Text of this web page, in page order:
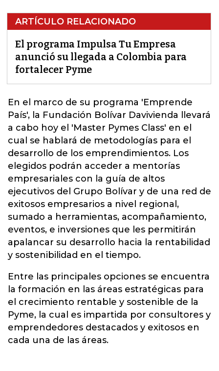
ARTÍCULO RELACIONADO
El programa Impulsa Tu Empresa
anunció su llegada a Colombia para
fortalecer Pyme
En el marco de su programa 'Emprende
País', la Fundación Bolívar Davivienda llevará
a cabo hoy el 'Master Pymes Class' en el
cual se hablará de metodologías para el
desarrollo de los emprendimientos. Los
elegidos podrán acceder a mentorías
empresariales con la guía de altos
ejecutivos del Grupo Bolívar y de una red de
exitosos empresarios a nivel regional,
sumado a herramientas, acompañamiento,
eventos, e inversiones que les permitirán
apalancar su desarrollo hacia la rentabilidad
y sostenibilidad en el tiempo.
Entre las principales opciones se encuentra
la formación en las áreas estratégicas para
el crecimiento rentable y sostenible de la
Pyme, la cual es impartida por consultores y
emprendedores destacados y exitosos en
cada una de las áreas.